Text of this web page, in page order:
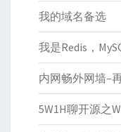
我的域名备选
我是Redis，
内网畅外网墙–
5W1H聊开源之